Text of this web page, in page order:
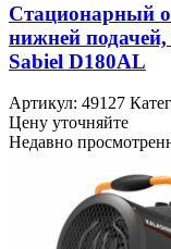
Стационарный
нижней
Sabiel D180AL
Артикул: 49127
Цену уточняйте
Недавно